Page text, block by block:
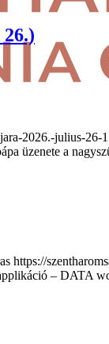
2026.-julius-26-
üzenete a
https://
– DATA